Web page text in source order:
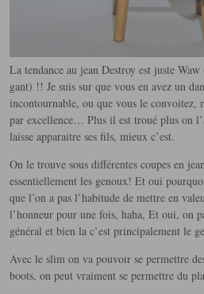
La tendance au jean Destroy est juste
gant) !! Je suis sur que vous en avez un
incontournable, ou que vous le convoitez,
par excellence… Plus il est troué plus on
laisse apparaitre ses fils, mieux c’est.
On le trouve sous différentes coupes en
essentiellement les genoux! Et oui
que l’on a pas l’habitude de mettre en
l’honneur pour une fois, haha, Et oui, on
général et bien la c’est principalement le
Avec le slim on va pouvoir se permettre
boots, on peut vraiment se permettre du